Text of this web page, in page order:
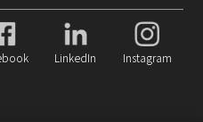
LinkedIn Instagram